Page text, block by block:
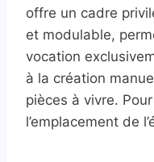
offre un cadre
et modulable,
vocation
à la création
pièces à vivre.
l’emplacement de